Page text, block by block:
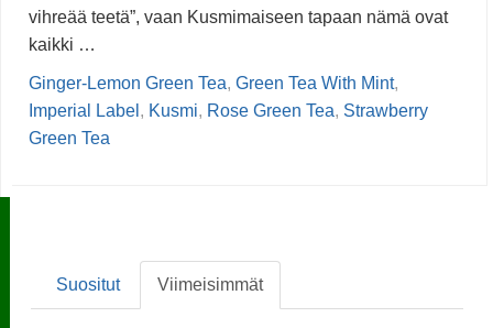
vihreää teetä”, vaan Kusmimaiseen tapaan nämä ovat
kaikki …
Ginger-Lemon Green Tea, Green Tea With Mint,
Imperial Label , Kusmi, Rose Green Tea, Strawberry
Green Tea
Suositut Viimeisimmät